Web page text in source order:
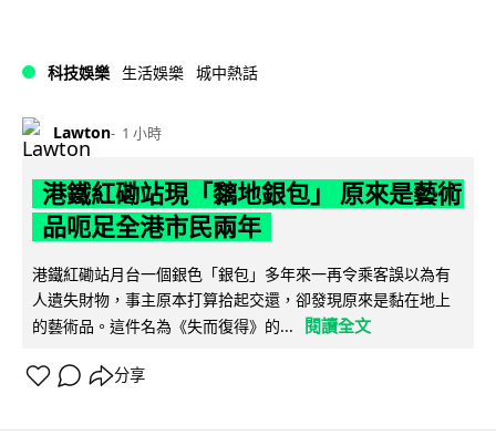
科技娛樂 生活娛樂 城中熱話
Lawton 1 小時
港鐵紅磡站現「黐地銀包」 原來是藝術
品呃足全港市民兩年
港鐵紅磡站月台一個銀色「銀包」多年來一再令乘客誤以為有
人遺失財物，事主原本打算拾起交還，卻發現原來是黏在地上
的藝術品。這件名為《失而復得》的...
閱讀全文
分享